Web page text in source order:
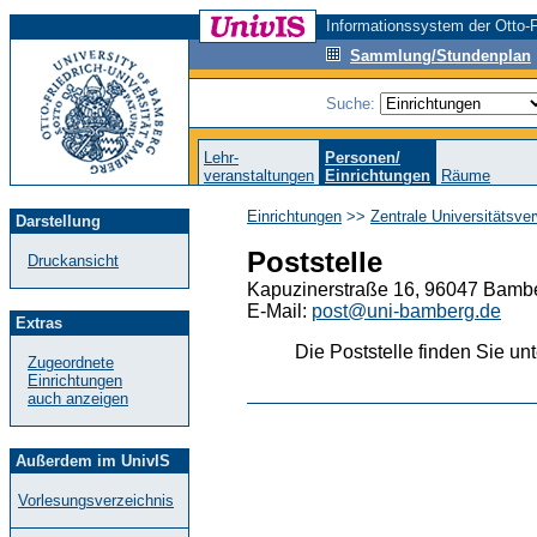
Informationssystem der
Sammlung/Stundenplan
Suche:
Lehr-
veranstaltungen
Personen/
Einrichtungen
Räume
Darstellung
Druckansicht
Extras
Zugeordnete
Einrichtungen
auch anzeigen
Außerdem im UnivIS
Vorlesungsverzeichnis
Einrichtungen >> Zentrale
Poststelle
Kapuzinerstraße 16, 96047
E-Mail: post@uni-bamberg.de
Die Poststelle finden Sie